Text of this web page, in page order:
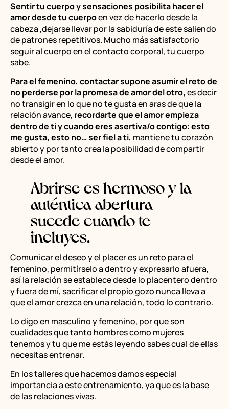
Sentir tu cuerpo y sensaciones posibilita hacer el
amor desde tu cuerpoen vez de hacerlo desde la
cabeza ,dejarse llevar por la sabiduría de este saliendo
de patrones repetitivos. Mucho más satisfactorio
seguir al cuerpo en el contacto corporal, tu cuerpo
sabe.
Para el femenino, contactar supone asumir el reto de
no perderse por la promesa de amor del otro, es decir
no transigir en lo que no te gusta en aras de que la
relación avance, recordarte que el amor empieza
dentro de ti y cuando eres asertiva/o contigo: esto
me gusta, esto no… ser fiel a ti, mantiene tu corazón
abierto y por tanto crea la posibilidad de compartir
desde el amor.
Abrirse es hermoso y la
auténtica abertura
sucede cuando te
incluyes.
Comunicar el deseo y el placer es un reto para el
femenino, permitírselo a dentro y expresarlo afuera,
así la relación se establece desde lo placentero dentro
y fuera de mí, sacrificar el propio gozo nunca lleva a
que el amor crezca en una relación, todo lo contrario.
Lo digo en masculino y femenino, por que son
cualidades que tanto hombres como mujeres
tenemos y tu que me estás leyendo sabes cual de ellas
necesitas entrenar.
En los talleres que hacemos damos especial
importancia a este entrenamiento, ya que es la base
de las relaciones vivas.